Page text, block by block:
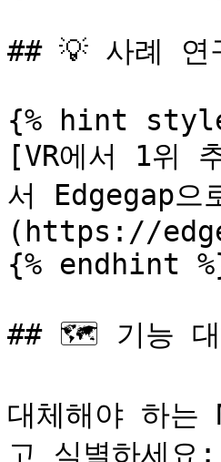
## 💡 사례 연
{% hint
[VR에서 1위
서 Edgegap으
(https://
{% endhint
## 🗺️ 기능 대
대체해야 하
고 식별하세요: